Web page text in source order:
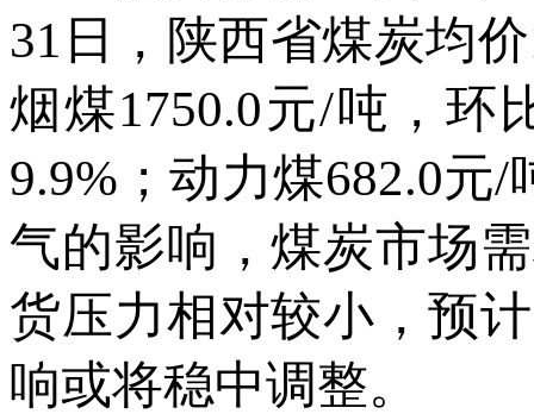
31日，陕西省煤炭均
烟煤1750.0元/吨，环
9.9%；动力煤682.0元
气的影响，煤炭市场
货压力相对较小，预
响或将稳中调整。